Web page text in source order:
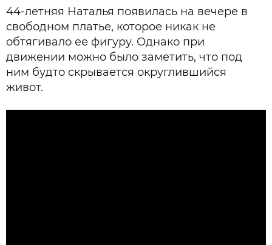
44-летняя Наталья появилась на вечере в
свободном платье, которое никак не
обтягивало ее фигуру. Однако при
движении можно было заметить, что под
ним будто скрывается округлившийся
живот.